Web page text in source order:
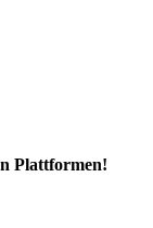
Plattformen!